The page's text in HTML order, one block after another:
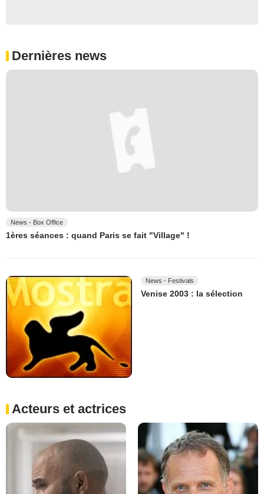
Dernières news
News - Box Office
1ères séances : quand Paris se fait "Village" !
News - Festivals
Venise 2003 : la sélection
Acteurs et actrices